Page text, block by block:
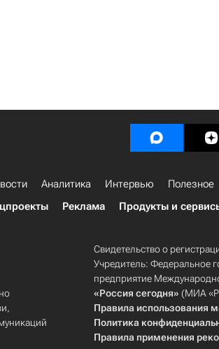
Аналитика Интервью Полезное
Реклама Продукты и
Свидетельство о
Учредитель: Федеральное
предприятие
«Россия сегодня» (МИА
Правила использования
Политика
Правила применения